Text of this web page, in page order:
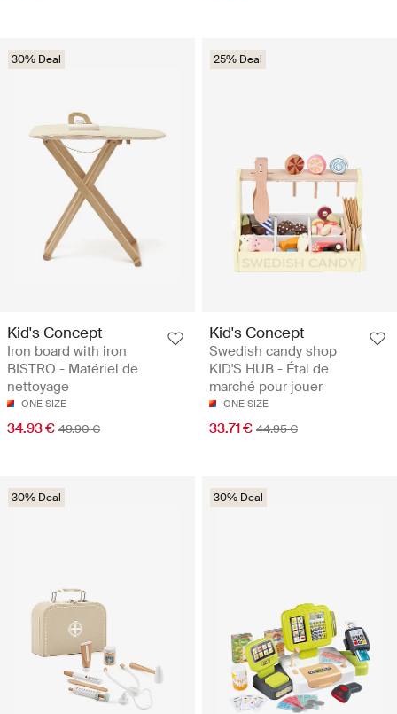
30% Deal
Kid's Concept
Iron board with iron
BISTRO - Matériel de
nettoyage
ONE SIZE
34.93 € 49.90 €
25% Deal
Kid's Concept
Swedish candy shop
KID'S HUB - Étal de
marché pour jouer
ONE SIZE
33.71 € 44.95 €
30% Deal 30% Deal